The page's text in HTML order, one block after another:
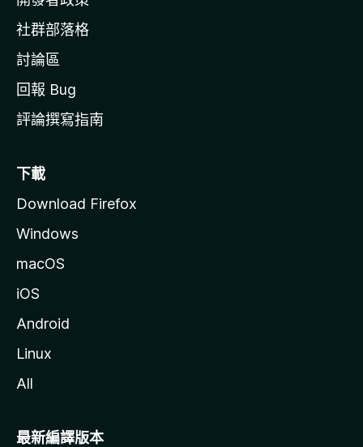
社群部落格
討論區
回報 Bug
評論撰寫指南
下載
Download Firefox
Windows
macOS
iOS
Android
Linux
All
最新編譯版本